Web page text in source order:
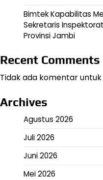
Bimtek Kapabilitas
Sekretaris
Provinsi Jambi
Recent Comments
Tidak ada komentar
Archives
Agustus 2026
Juli 2026
Juni 2026
Mei 2026